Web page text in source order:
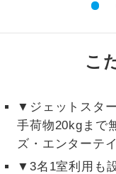
こ
▼ジェットスタ
手荷物20kgまで
ズ・エンターテ
▼3名1室利用も
2名様催行
加限定
1名様1室同代
金